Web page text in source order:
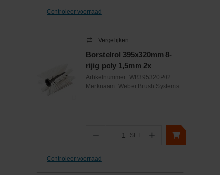
Controleer voorraad
Vergelijken
Borstelrol 395x320mm 8-
rijig poly 1,5mm 2x
Artikelnummer: WB395320P02
Merknaam: Weber Brush Systems
− Aantal
SET +
Controleer voorraad